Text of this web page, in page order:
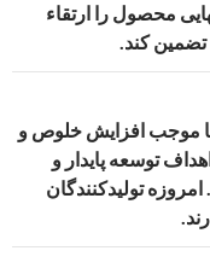
محصول را ارتقاء
کند.
موجب افزایش خلوص و
توسعه پایدار و
تولیدکنندگان